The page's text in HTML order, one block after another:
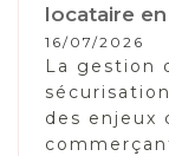
locataire
16/07/2026
La gestion
des enjeux